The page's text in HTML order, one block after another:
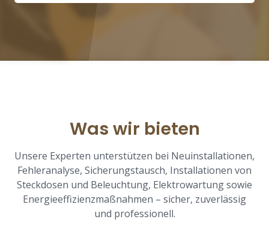
Was wir bieten
Unsere Experten unterstützen bei Neuinstallationen,
Fehleranalyse, Sicherungstausch, Installationen von
Steckdosen und Beleuchtung, Elektrowartung sowie
Energieeffizienzmaßnahmen – sicher, zuverlässig
und professionell.